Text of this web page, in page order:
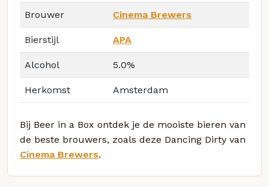
Brouwer Cinema Brewers
Bierstijl APA
Alcohol 5.0%
Herkomst Amsterdam
Bij Beer in a Box ontdek je de mooiste bieren van
de beste brouwers, zoals deze Dancing Dirty van
Cinema Brewers.